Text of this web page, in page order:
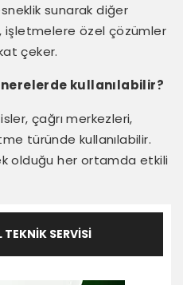
sunarak diğer
işletmelere özel çözümler
çeker.
kullanılabilir?
çağrı merkezleri,
türünde kullanılabilir.
olduğu her ortamda etkili
SERVISI